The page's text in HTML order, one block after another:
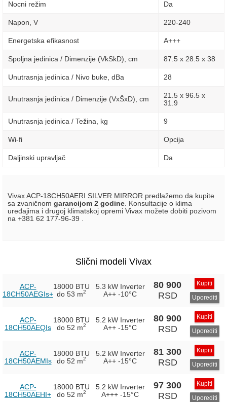
Nocni režim Da
Napon, V 220-240
Energetska efikasnost A+++
Spoljna jedinica / Dimenzije (VkSkD), сm 87.5 x 28.5 x 38
Unutrasnja jedinica / Nivo buke, dBa 28
Unutrasnja jedinica / Dimenzije (VxŠxD), сm
21.5 x 96.5 x
31.9
Unutrasnja jedinica / Težina, kg 9
Wi-fi Opcija
Daljinski upravljač Da
Vivax ACP-18CH50AERI SILVER MIRROR predlažemo da kupite
sa zvaničnom garancijom 2 godine . Konsultacije o klima
uređajima i drugoj klimatskoj opremi Vivax možete dobiti pozivom
na +381 62 177-96-39 .
Slični modeli Vivax
ACP-
18CH50AEGIs+
18000 BTU
do 53 m2
5.3 kW Inverter
A++ -10°C
80 900
RSD
Kupiti
Uporediti
ACP-
18CH50AEQIs
18000 BTU
do 52 m2
5.2 kW Inverter
A++ -15°C
80 900
RSD
Kupiti
Uporediti
ACP-
18CH50AEMIs
18000 BTU
do 52 m2
5.2 kW Inverter
A++ -15°C
81 300
RSD
Kupiti
Uporediti
ACP-
18CH50AEHI+
18000 BTU
do 52 m2
5.2 kW Inverter
A+++ -15°C
97 300
RSD
Kupiti
Uporediti